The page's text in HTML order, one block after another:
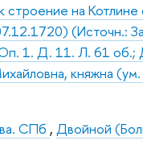
строение на
(Источн.:
1. Д. 11. Л. 61
княжна
СПб ,Двойной